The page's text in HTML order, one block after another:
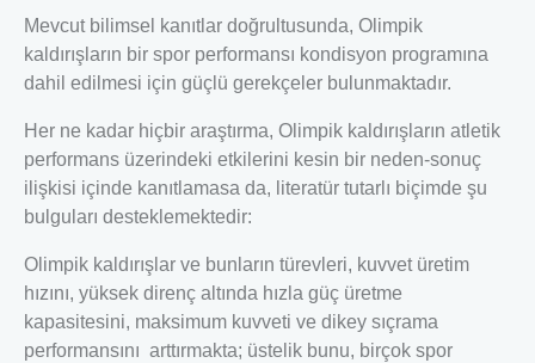
Mevcut bilimsel kanıtlar doğrultusunda, Olimpik
kaldırışların bir spor performansı kondisyon programına
dahil edilmesi için güçlü gerekçeler bulunmaktadır.
Her ne kadar hiçbir araştırma, Olimpik kaldırışların atletik
performans üzerindeki etkilerini kesin bir neden-sonuç
ilişkisi içinde kanıtlamasa da, literatür tutarlı biçimde şu
bulguları desteklemektedir:
Olimpik kaldırışlar ve bunların türevleri, kuvvet üretim
hızını, yüksek direnç altında hızla güç üretme
kapasitesini, maksimum kuvveti ve dikey sıçrama
performansını arttırmakta; üstelik bunu, birçok spor